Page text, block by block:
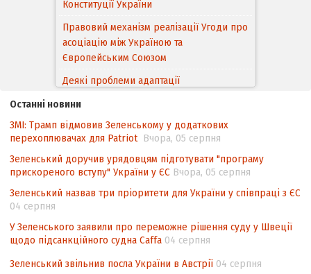
асоціацію між Україною та
Європейським Cоюзом
Деякі проблеми адаптації
законодавства України щодо зазначення
походження товарів відповідно до
Угоди про торговельні аспекти прав
інтелектуальної власності (TRIPS) у
контексті євроінтеграції
Аналіз виборчого законодавства щодо
невизначеності механізму повторного
підрахунку голосів виборців
Інформаційна безпека суспільства
Останні новини
ЗМІ: Трамп відмовив Зеленському у додаткових
перехоплювачах для Patriot Вчора, 05 серпня
Зеленський доручив урядовцям підготувати "програму
прискореного вступу" України у ЄС Вчора, 05 серпня
Зеленський назвав три пріоритети для України у співпраці з ЄС
04 серпня
У Зеленського заявили про переможне рішення суду у Швеції
щодо підсанкційного судна Caffa 04 серпня
Зеленський звільнив посла України в Австрії 04 серпня